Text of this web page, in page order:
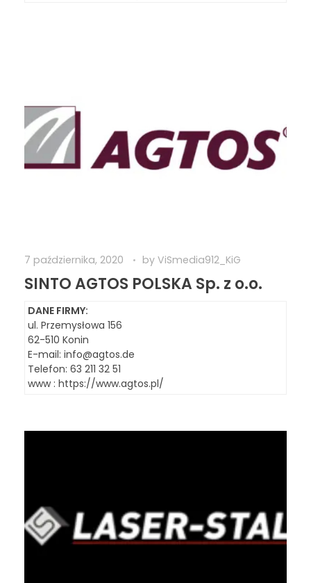
7 października, 2020 by ViSmedia912_KiG
SINTO AGTOS POLSKA Sp. z o.o.
DANE FIRMY:
ul. Przemysłowa 156
62-510 Konin
E-mail: info@agtos.de
Telefon: 63 211 32 51
www : https://www.agtos.pl/